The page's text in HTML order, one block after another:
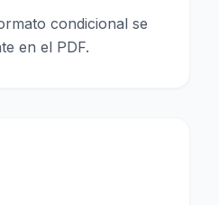
condicional se
en el PDF.